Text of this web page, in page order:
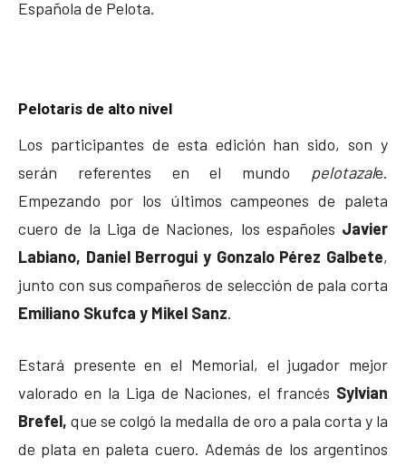
Española de Pelota.
Pelotaris de alto nivel
Los participantes de esta edición han sido, son y
serán referentes en el mundo pelotazale.
Empezando por los últimos campeones de paleta
cuero de la Liga de Naciones, los españoles Javier
Labiano, Daniel Berrogui y Gonzalo Pérez Galbete,
junto con sus compañeros de selección de pala corta
Emiliano Skufca y Mikel Sanz.
Estará presente en el Memorial, el jugador mejor
valorado en la Liga de Naciones, el francés Sylvian
Brefel, que se colgó la medalla de oro a pala corta y la
de plata en paleta cuero. Además de los argentinos